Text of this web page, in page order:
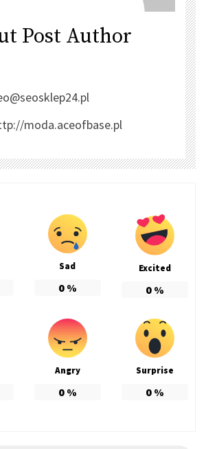
Post Author
moda.aceofbase.pl
Sad
0%
Excited
0%
Angry
0%
Surprise
0%